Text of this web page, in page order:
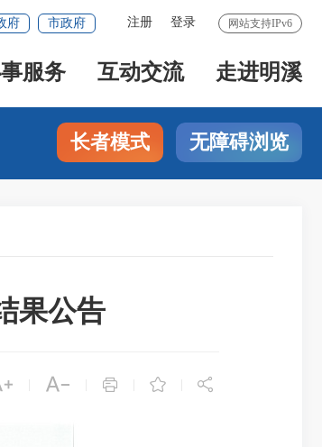
网站支持IPv6
注册 登录
府 市政府
服务 互动交流 走进明溪
长者模式 无障碍浏览
果公告
   